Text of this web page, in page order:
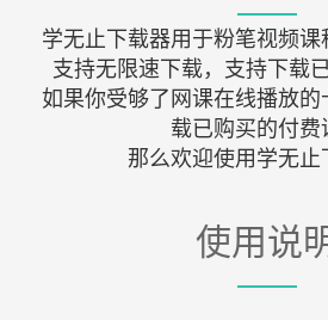
学无止下载器用于粉笔视频
支持无限速下载，支持下载
如果你受够了网课在线播放的
载已购买的付费
那么欢迎使用学无止
使用说